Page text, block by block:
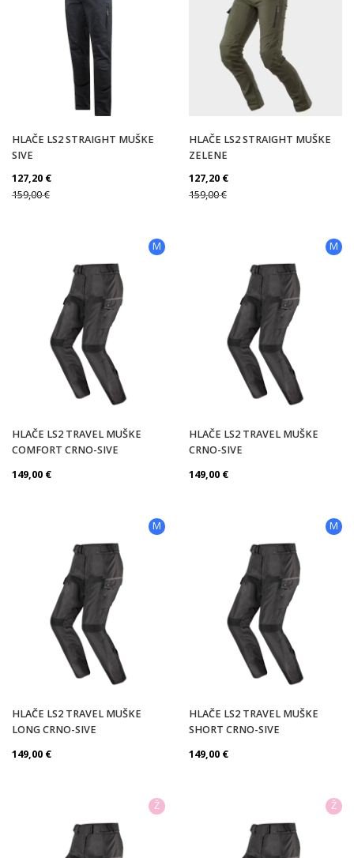
HLAČE LS2 STRAIGHT MUŠKE
SIVE
127,20 €
159,00€
HLAČE LS2 STRAIGHT MUŠKE
ZELENE
127,20 €
159,00€
M
HLAČE LS2 TRAVEL MUŠKE
COMFORT CRNO-SIVE
149,00 €
M
HLAČE LS2 TRAVEL MUŠKE
CRNO-SIVE
149,00 €
M
HLAČE LS2 TRAVEL MUŠKE
LONG CRNO-SIVE
149,00 €
M
HLAČE LS2 TRAVEL MUŠKE
SHORT CRNO-SIVE
149,00 €
Ž Ž